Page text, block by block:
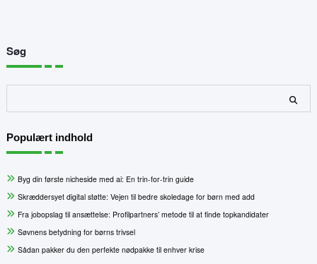
Søg
Populært indhold
Byg din første nicheside med ai: En trin-for-trin guide
Skræddersyet digital støtte: Vejen til bedre skoledage for børn med add
Fra jobopslag til ansættelse: Profilpartners’ metode til at finde topkandidater
Søvnens betydning for børns trivsel
Sådan pakker du den perfekte nødpakke til enhver krise